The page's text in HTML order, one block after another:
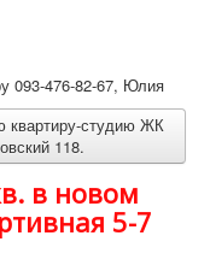
093-476-82-67, Юлия
квартиру-студию ЖК
118.
в новом
5-7